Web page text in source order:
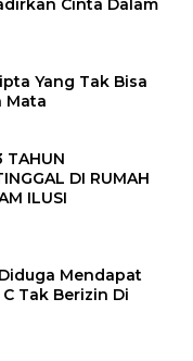
Cinta Dalam
Yang Tak Bisa
Mata
TAHUN
DI RUMAH
ILUSI
Mendapat
Tak Berizin Di